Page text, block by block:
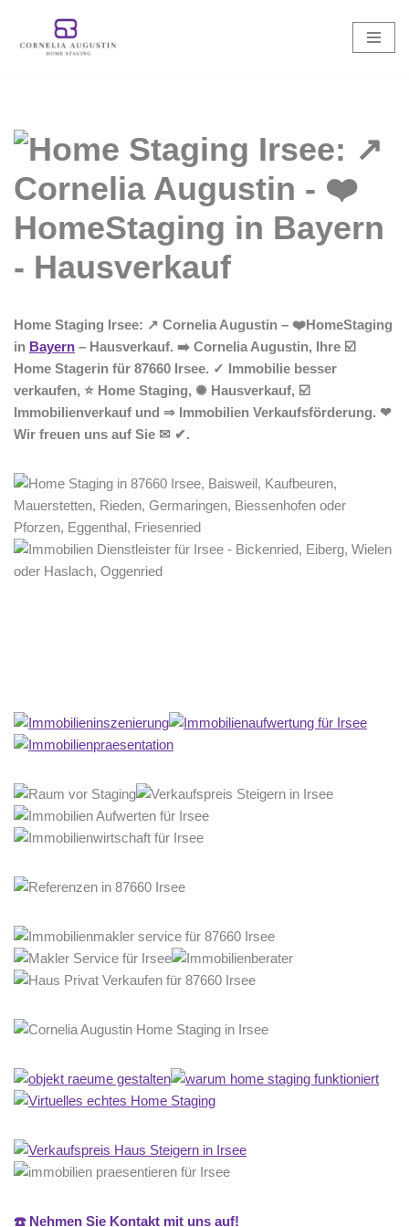
Zum
Home Staging Irsee: ↗️ Cornelia Augustin – ❤️HomeStaging
in Bayern – Hausverkauf. ➡️ Cornelia Augustin, Ihre ☑️
Home Stagerin für 87660 Irsee. ✓ Immobilie besser
verkaufen, ⭐ Home Staging, ✺ Hausverkauf, ☑️
Immobilienverkauf und ⇒ Immobilien Verkaufsförderung. ❤
Wir freuen uns auf Sie ✉ ✔.
☎️ Nehmen Sie Kontakt mit uns auf!